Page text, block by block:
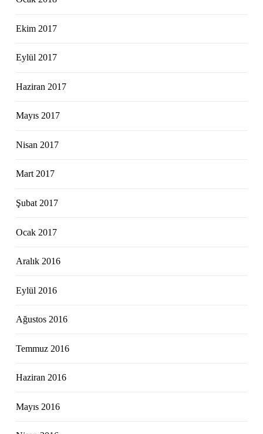
Ekim 2017
Eylül 2017
Haziran 2017
Mayıs 2017
Nisan 2017
Mart 2017
Şubat 2017
Ocak 2017
Aralık 2016
Eylül 2016
Ağustos 2016
Temmuz 2016
Haziran 2016
Mayıs 2016